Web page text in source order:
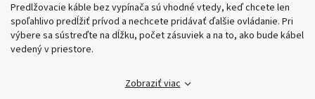
Predlžovacie káble bez vypínača sú vhodné vtedy, keď chcete len
spoľahlivo predĺžiť prívod a nechcete pridávať ďalšie ovládanie. Pri
výbere sa sústreďte na dĺžku, počet zásuviek a na to, ako bude kábel
vedený v priestore.
Zobraziť viac